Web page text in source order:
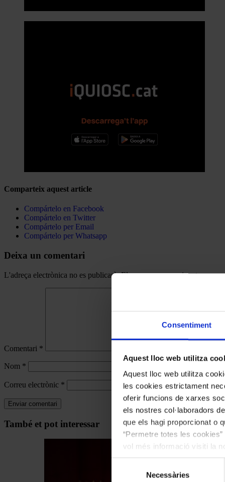
Consentiment
Aquest lloc web utilitza
Aquest lloc web utilitza
les cookies estrictament
oferir funcions de xarxes
els nostres col·laboradors
que els hagi proporcionat o
“Permetre totes les
vol més informació visiti la
les cookies en qualsevol
Necessàries
Comparteix aquest article
Compártelo en Facebook
Compártelo en Twitter
Compártelo per Email
Compártelo per Whatsapp
Deixa un comentari
L'adreça electrònica no es publicarà. Els camps necessaris estan
Comentari *
Nom *
Correu electrònic *
Navegar
També et pot interessar